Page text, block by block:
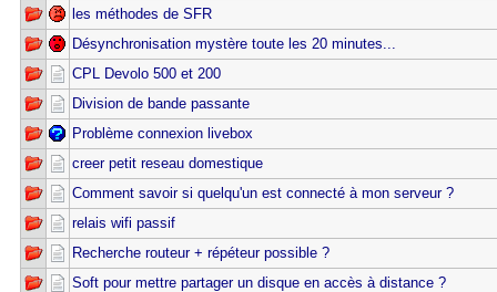
les méthodes de SFR
Désynchronisation mystère toute les 20 minutes...
CPL Devolo 500 et 200
Division de bande passante
Problème connexion livebox
creer petit reseau domestique
Comment savoir si quelqu'un est connecté à mon serveur ?
relais wifi passif
Recherche routeur + répéteur possible ?
Soft pour mettre partager un disque en accès à distance ?